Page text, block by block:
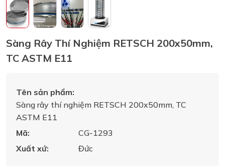
Sàng Rây Thí Nghiệm RETSCH 200x50mm,
TC ASTM E11
Tên sản phẩm:
Sàng rây thí nghiệm RETSCH 200x50mm, TC
ASTM E11
Mã:
CG-1293
Xuất xứ:
Đức